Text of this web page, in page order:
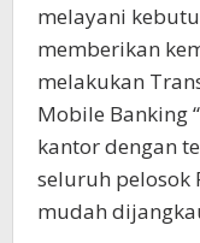
melayani
memberikan
melakukan
Mobile Banking
kantor dengan
seluruh pelosok
mudah